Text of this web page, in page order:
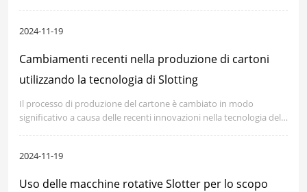
precisione e versatilità per la produzione di massa.
2024-11-19
Cambiamenti recenti nella produzione di cartoni
utilizzando la tecnologia di Slotting
Il processo di produzione del cartone è cambiato in modo
significativo a causa delle recenti innovazioni nella tecnologia della
2024-11-19
Uso delle macchine rotative Slotter per lo scopo